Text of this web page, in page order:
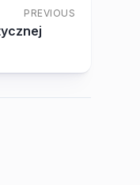
PREVIOUS